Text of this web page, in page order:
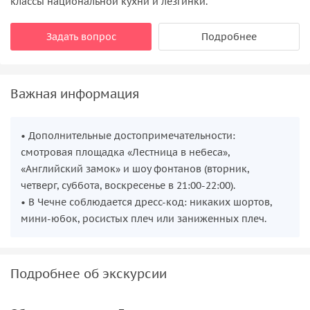
Задать вопрос Подробнее
Важная информация
• Дополнительные достопримечательности:
смотровая площадка «Лестница в небеса»,
«Английский замок» и шоу фонтанов (вторник,
четверг, суббота, воскресенье в 21:00-22:00).
• В Чечне соблюдается дресс-код: никаких шортов,
мини-юбок, росистых плеч или заниженных плеч.
Подробнее об экскурсии